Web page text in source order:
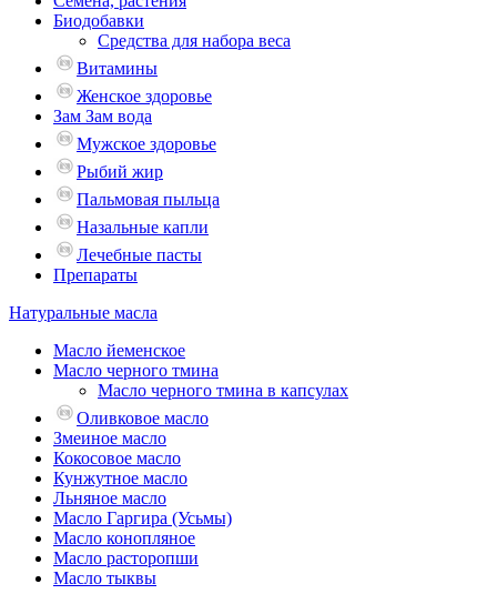
Биодобавки
Средства для набора веса
Витамины
Женское здоровье
Зам Зам вода
Мужское здоровье
Рыбий жир
Пальмовая пыльца
Назальные капли
Лечебные пасты
Препараты
Натуральные масла
Масло йеменское
Масло черного тмина
Масло черного тмина в капсулах
Оливковое масло
Змеиное масло
Кокосовое масло
Кунжутное масло
Льняное масло
Масло Гаргира (Усьмы)
Масло конопляное
Масло расторопши
Масло тыквы